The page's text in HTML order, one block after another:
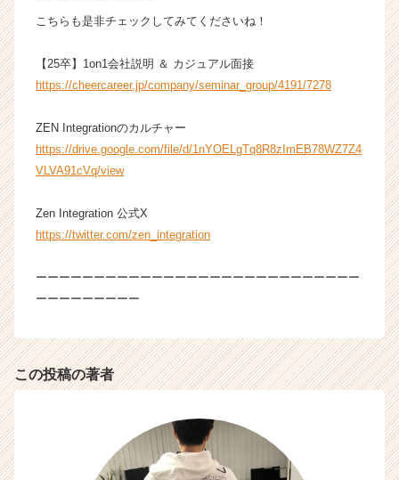
（C
e
e
r
r）
こちらも是非チェックしてみてくださいね！
【25卒】1on1会社説明 ＆ カジュアル面接
https://cheercareer.jp/company/seminar_group/4191/7278
ZEN Integrationのカルチャー
https://drive.google.com/file/d/1nYOELgTq8R8zImEB78WZ7Z4
VLVA91cVq/view
Zen Integration 公式X
https://twitter.com/zen_integration
ーーーーーーーーーーーーーーーーーーーーーーーーーーーー
ーーーーーーーーー
この投稿の著者